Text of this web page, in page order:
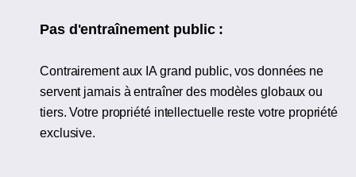
Pas d'entraînement public :
Contrairement aux IA grand public, vos données ne
servent jamais à entraîner des modèles globaux ou
tiers. Votre propriété intellectuelle reste votre propriété
exclusive.